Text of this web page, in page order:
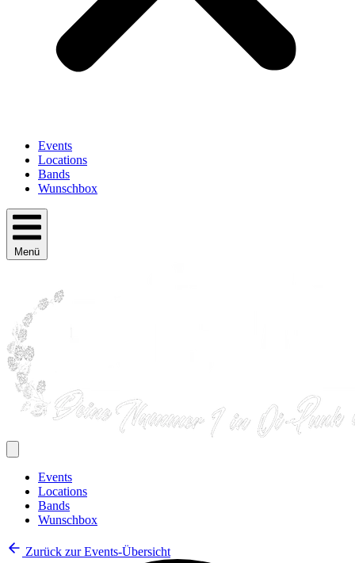
Events
Locations
Bands
Wunschbox
Menü
Events
Locations
Bands
Wunschbox
Zurück zur Events-Übersicht